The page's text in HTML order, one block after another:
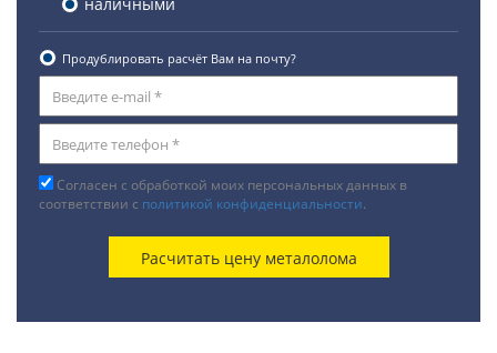
Продублировать расчёт Вам на почту?
Согласен с обработкой моих персональных данных в
соответствии с политикой конфиденциальности.